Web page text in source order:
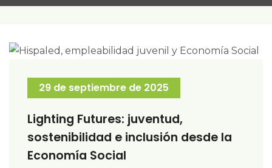
29 de septiembre de 2025
Lighting Futures: juventud,
sostenibilidad e inclusión desde la
Economía Social